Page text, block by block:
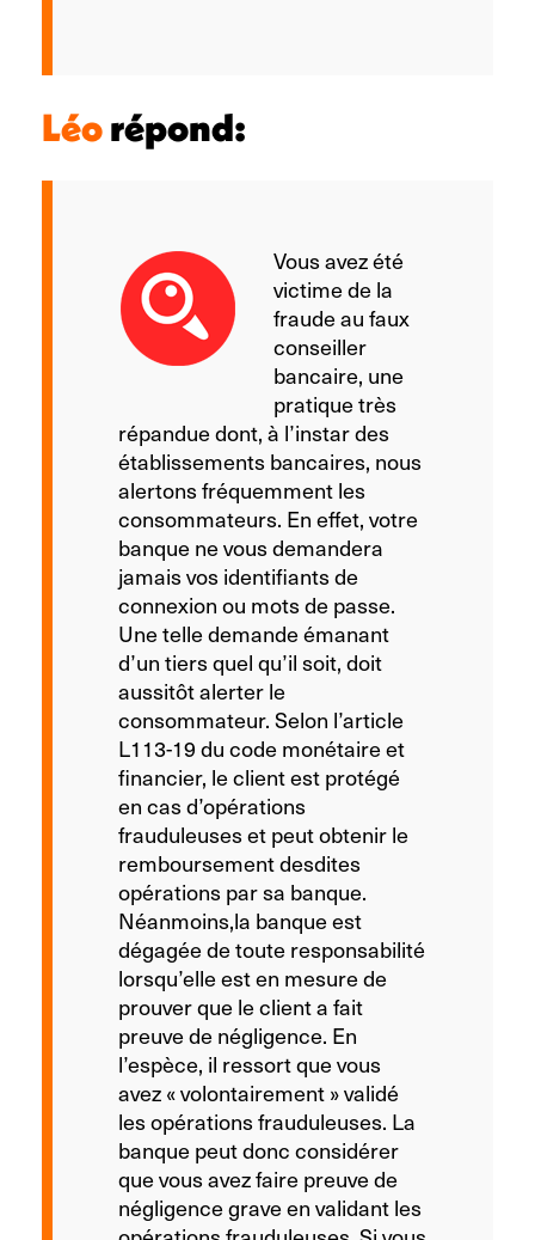
Léorépond:
Vous avez été
victime de la
fraude au faux
conseiller
bancaire, une
pratique très
répandue dont, à l’instar des
établissements bancaires, nous
alertons fréquemment les
consommateurs. En effet, votre
banque ne vous demandera
jamais vos identifiants de
connexion ou mots de passe.
Une telle demande émanant
d’un tiers quel qu’il soit, doit
aussitôt alerter le
consommateur. Selon l’article
L113-19 du code monétaire et
financier, le client est protégé
en cas d’opérations
frauduleuses et peut obtenir le
remboursement desdites
opérations par sa banque.
Néanmoins,la banque est
dégagée de toute responsabilité
lorsqu’elle est en mesure de
prouver que le client a fait
preuve de négligence. En
l’espèce, il ressort que vous
avez « volontairement » validé
les opérations frauduleuses. La
banque peut donc considérer
que vous avez faire preuve de
négligence grave en validant les